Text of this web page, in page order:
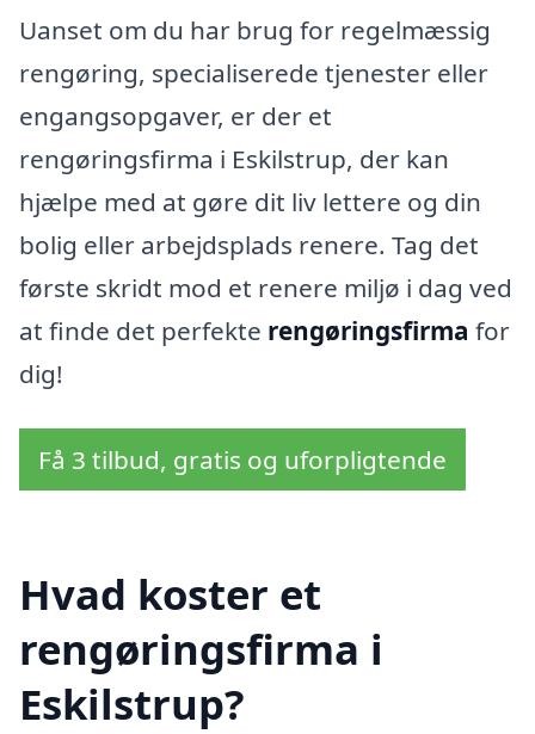
Uanset om du har brug for regelmæssig
rengøring, specialiserede tjenester eller
engangsopgaver, er der et
rengøringsfirma i Eskilstrup, der kan
hjælpe med at gøre dit liv lettere og din
bolig eller arbejdsplads renere. Tag det
første skridt mod et renere miljø i dag ved
at finde det perfekte rengøringsfirma for
dig!
Få 3 tilbud, gratis og uforpligtende
Hvad koster et
rengøringsfirma i
Eskilstrup?